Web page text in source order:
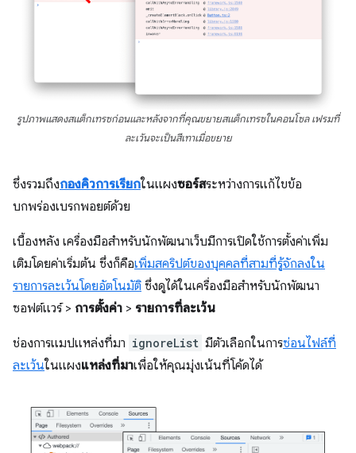
รูปภาพแสดงสแต็กเทรซก่อนและหลังจากที่คุณขยายสแต็กเทรซในคอนโซล เฟรมที่
ละเว้นจะเป็นสีเทาเมื่อขยาย
ซึ่งรวมถึงกองคิวการเรียกในแผงซอร์สระหว่างการแก้ไขข้อ
บกพร่องเบรกพอยต์ด้วย
เบื้องหลัง เครื่องมือสําหรับนักพัฒนาเว็บมีการเปิดใช้การตั้งค่าเพิ่ม
เติมโดยค่าเริ่มต้น ซึ่งก็คือเพิ่มสคริปต์ของบุคคลที่สามที่รู้จักลงใน
รายการละเว้นโดยอัตโนมัติ ซึ่งดูได้ในเครื่องมือสำหรับนักพัฒนา
ซอฟต์แวร์ > การตั้งค่า > รายการที่ละเว้น
ช่องการแมปแหล่งที่มา ignoreList มีตัวเลือกในการซ่อนไฟล์ที่
ละเว้นในแผงแหล่งที่มาเพื่อให้คุณมุ่งเน้นที่โค้ดได้